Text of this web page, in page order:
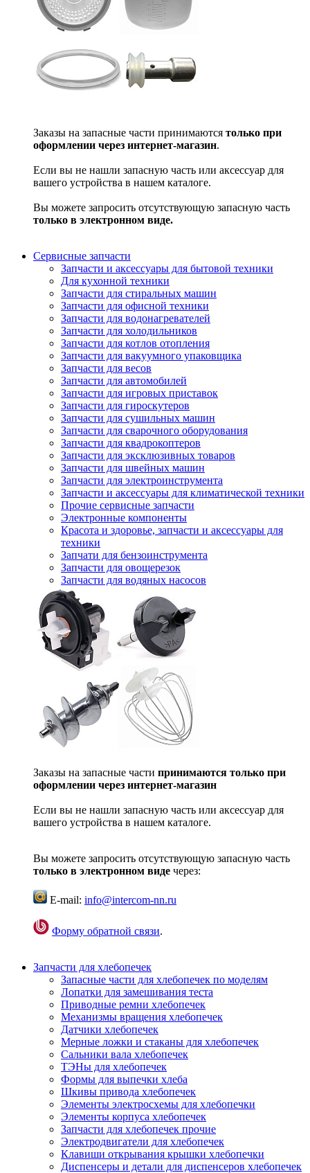
Заказы на запасные части принимаются только при
оформлении через интернет-магазин.
Если вы не нашли запасную часть или аксессуар для
вашего устройства в нашем каталоге.
Вы можете запросить отсутствующую запасную часть
только в электронном виде.
Сервисные запчасти
Запчасти и аксессуары для бытовой техники
Для кухонной техники
Запчасти для стиральных машин
Запчасти для офисной техники
Запчасти для водонагревателей
Запчасти для холодильников
Запчасти для котлов отопления
Запчасти для вакуумного упаковщика
Запчасти для весов
Запчасти для автомобилей
Запчасти для игровых приставок
Запчасти для гироскутеров
Запчасти для сушильных машин
Запчасти для сварочного оборудования
Запчасти для квадрокоптеров
Запчасти для эксклюзивных товаров
Запчасти для швейных машин
Запчасти для электроинструмента
Запчасти и аксессуары для климатической техники
Прочие сервисные запчасти
Электронные компоненты
Красота и здоровье, запчасти и аксессуары для
техники
Запчати для бензоинструмента
Запчасти для овощерезок
Запчасти для водяных насосов
Заказы на запасные части принимаются только при
оформлении через интернет-магазин
Если вы не нашли запасную часть или аксессуар для
вашего устройства в нашем каталоге.
Вы можете запросить отсутствующую запасную часть
только в электронном виде через:
E-mail: info@intercom-nn.ru
Форму обратной связи.
Запчасти для хлебопечек
Запасные части для хлебопечек по моделям
Лопатки для замешивания теста
Приводные ремни хлебопечек
Механизмы вращения хлебопечек
Датчики хлебопечек
Мерные ложки и стаканы для хлебопечек
Сальники вала хлебопечек
ТЭНы для хлебопечек
Формы для выпечки хлеба
Шкивы привода хлебопечек
Элементы электросхемы для хлебопечки
Элементы корпуса хлебопечек
Запчасти для хлебопечек прочие
Электродвигатели для хлебопечек
Клавиши открывания крышки хлебопечки
Диспенсеры и детали для диспенсеров хлебопечек